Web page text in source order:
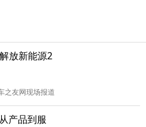
放新能源2
之友网现场报道
产品到服